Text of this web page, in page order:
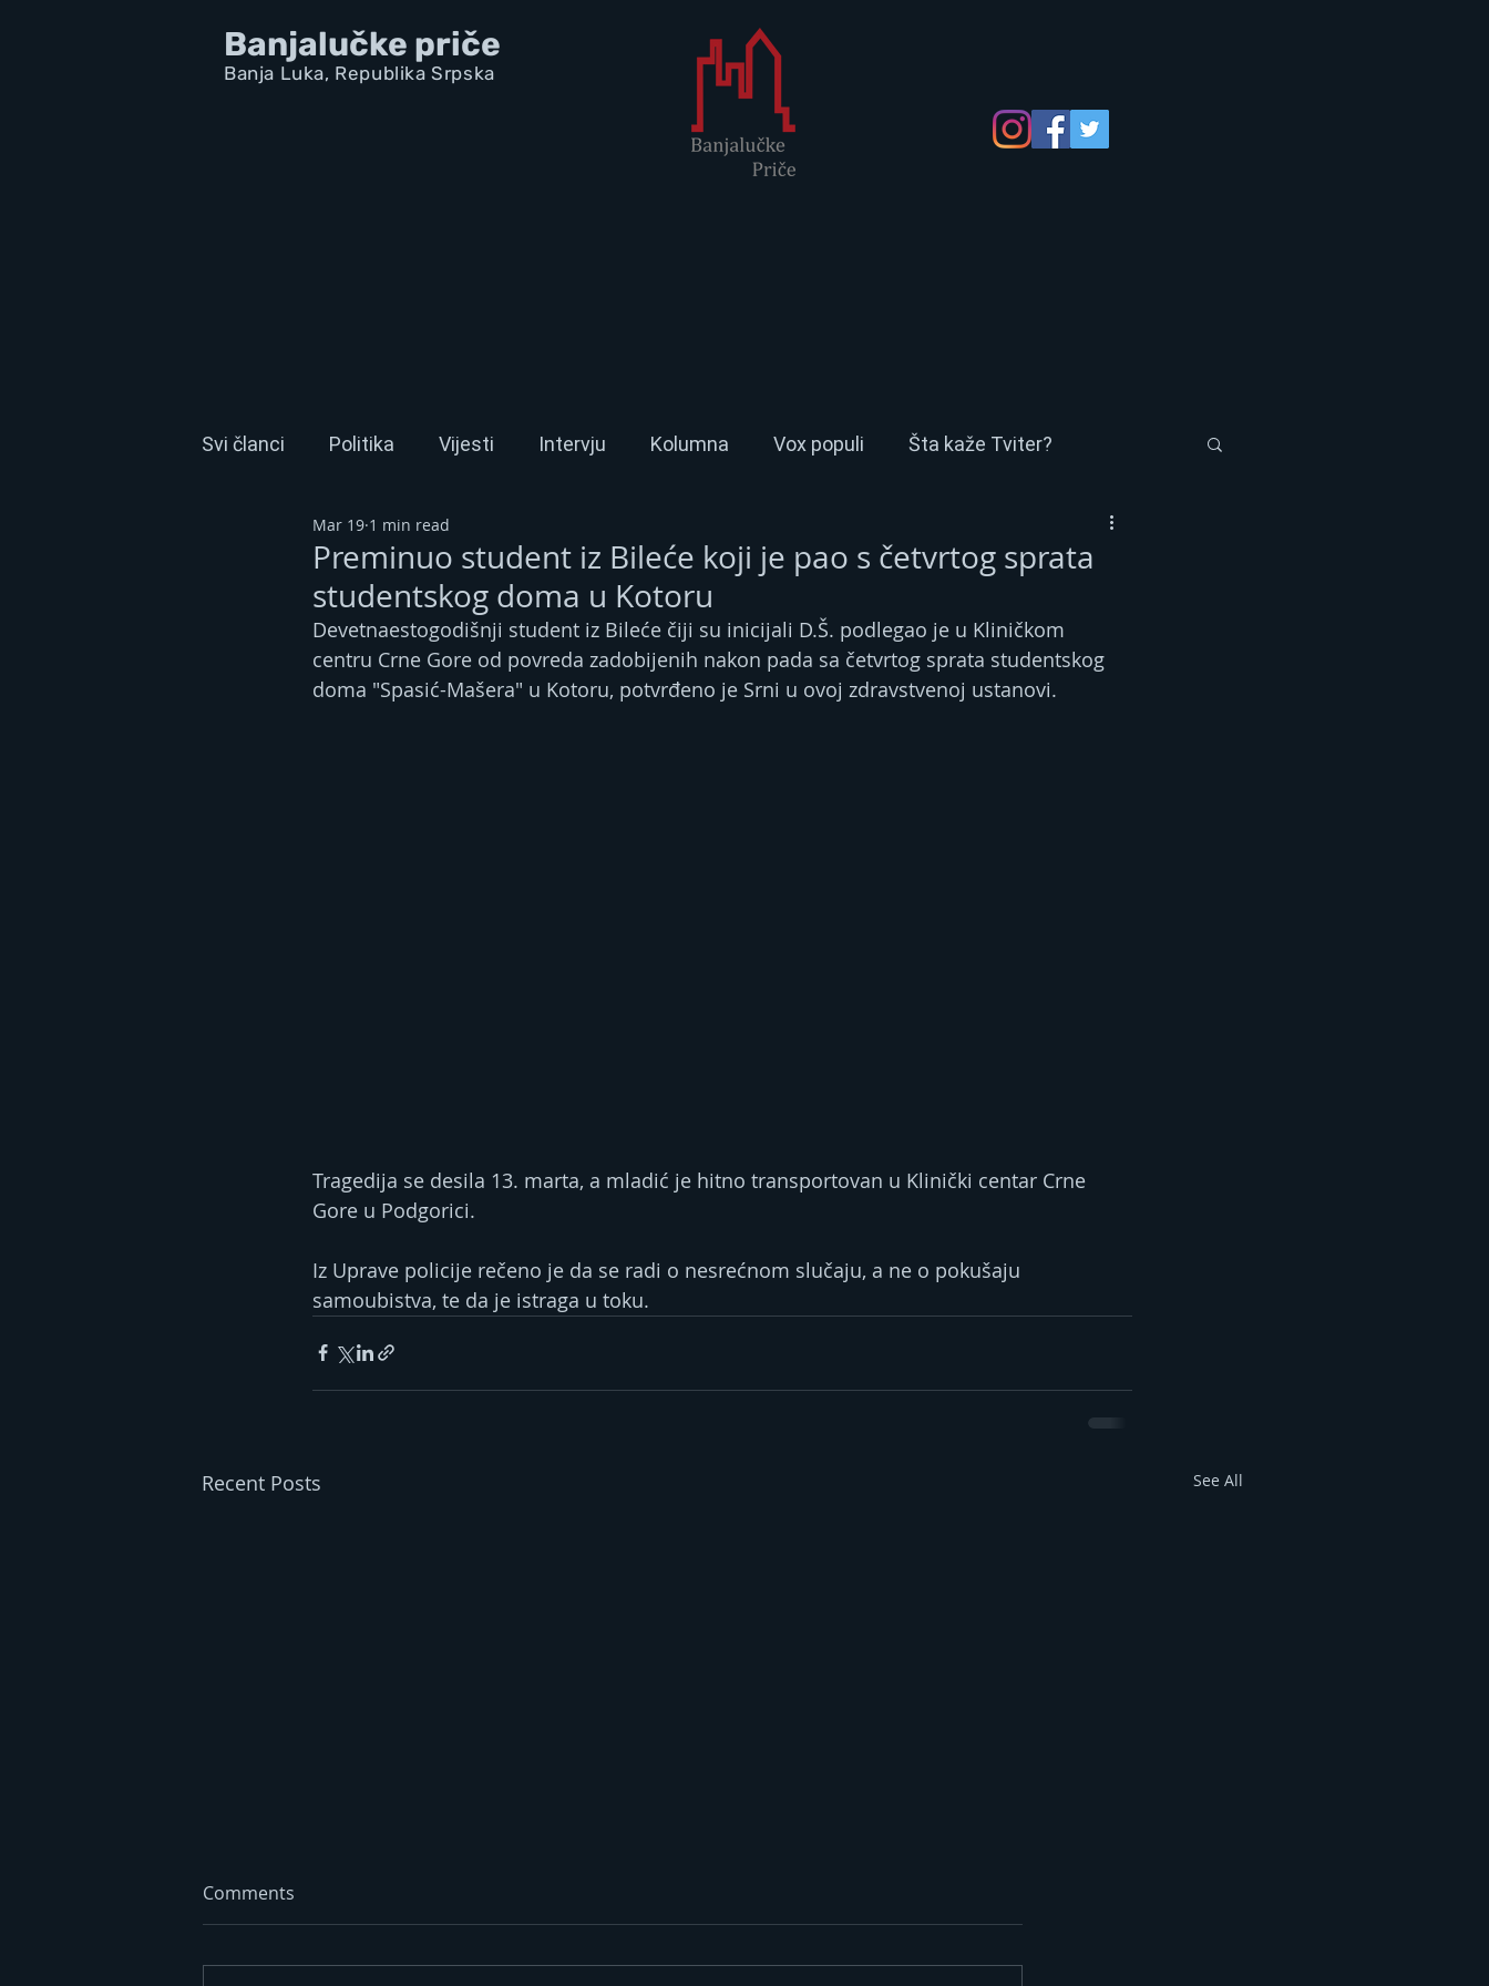
Banjalučke priče
Banja Luka, Republika Srpska
Svi članci Politika Vijesti Intervju Kolumna Vox populi Šta kaže Tviter?
Preminuo student iz Bileće koji je pao s četvrtog sprata
studentskog doma u Kotoru
Mar 19 1 min read
Devetnaestogodišnji student iz Bileće čiji su inicijali D.Š. podlegao je u Kliničkom
centru Crne Gore od povreda zadobijenih nakon pada sa četvrtog sprata studentskog
doma "Spasić-Mašera" u Kotoru, potvrđeno je Srni u ovoj zdravstvenoj ustanovi.
Tragedija se desila 13. marta, a mladić je hitno transportovan u Klinički centar Crne
Gore u Podgorici.
Iz Uprave policije rečeno je da se radi o nesrećnom slučaju, a ne o pokušaju
samoubistva, te da je istraga u toku.
Recent Posts See All
Comments